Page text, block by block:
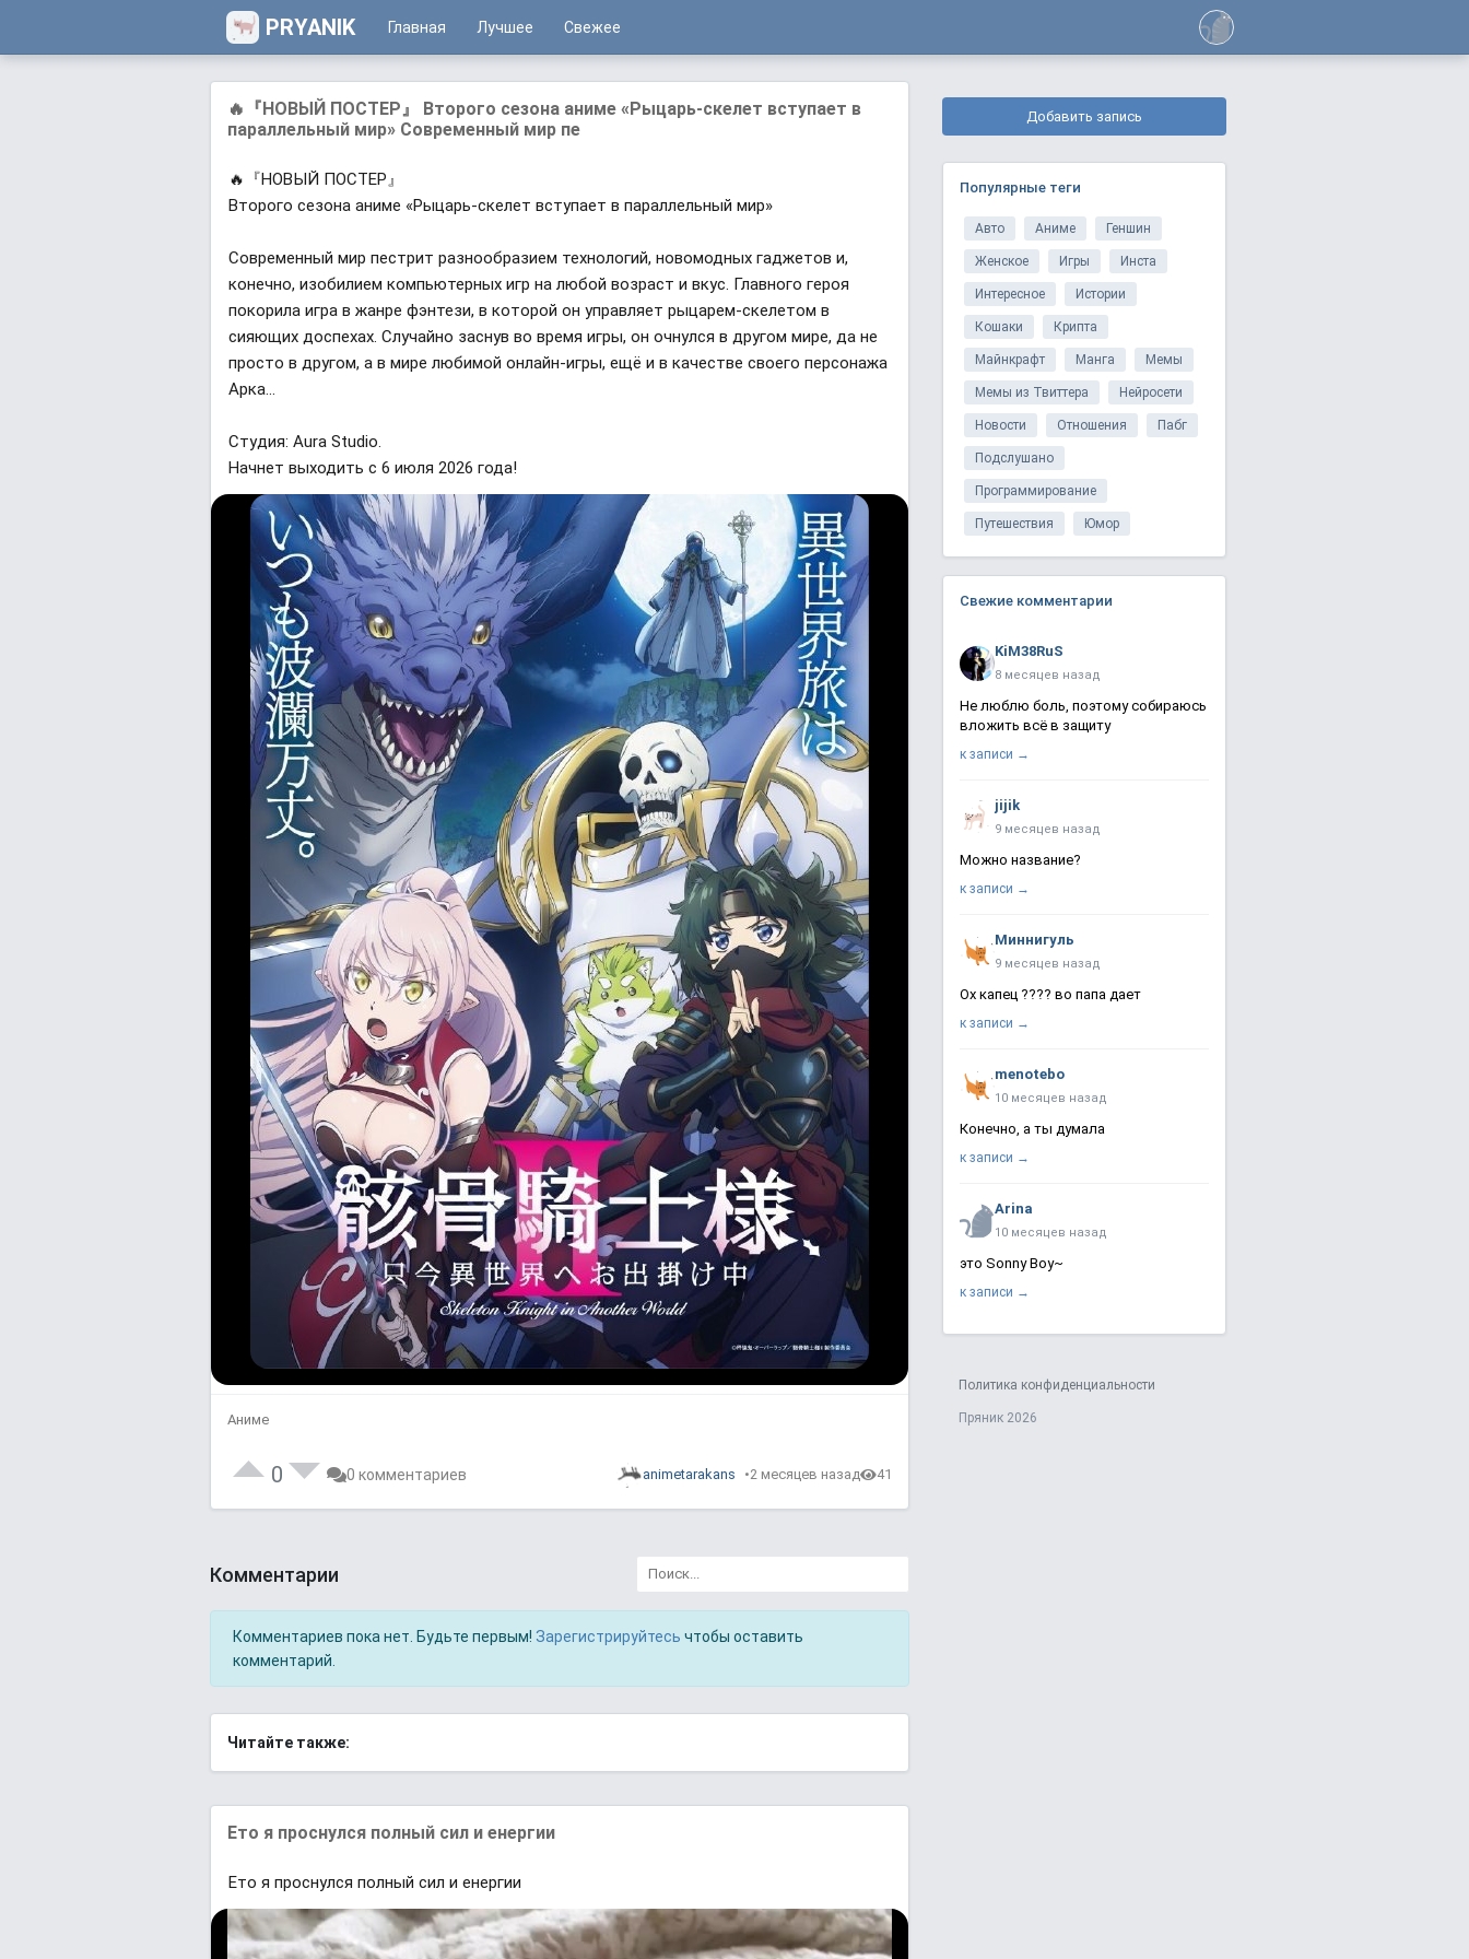
PRYANIK Главная Лучшее Свежее
🔥『НОВЫЙ ПОСТЕР』 Второго сезона аниме «Рыцарь-скелет вступает в
параллельный мир» Современный мир пе
🔥『НОВЫЙ ПОСТЕР』
Второго сезона аниме «Рыцарь-скелет вступает в параллельный мир»
Современный мир пестрит разнообразием технологий, новомодных гаджетов и,
конечно, изобилием компьютерных игр на любой возраст и вкус. Главного героя
покорила игра в жанре фэнтези, в которой он управляет рыцарем-скелетом в
сияющих доспехах. Случайно заснув во время игры, он очнулся в другом мире, да не
просто в другом, а в мире любимой онлайн-игры, ещё и в качестве своего персонажа
Арка...
Студия: Aura Studio.
Начнет выходить с 6 июля 2026 года!
Аниме
0 0 комментариев animetarakans 2 месяцев назад 41
Комментарии
Комментариев пока нет. Будьте первым! Зарегистрируйтесь чтобы оставить
комментарий.
Читайте также:
Ето я проснулся полный сил и енергии
Ето я проснулся полный сил и енергии
Добавить запись
Популярные теги
Авто Аниме Геншин
Женское Игры Инста
Интересное Истории
Кошаки Крипта
Майнкрафт Манга Мемы
Мемы из Твиттера Нейросети
Новости Отношения Пабг
Подслушано
Программирование
Путешествия Юмор
Свежие комментарии
KiM38RuS
8 месяцев назад
Не люблю боль, поэтому собираюсь
вложить всё в защиту
к записи →
jijik
9 месяцев назад
Можно название?
к записи →
Миннигуль
9 месяцев назад
Ох капец ???? во папа дает
к записи →
menotebo
10 месяцев назад
Конечно, а ты думала
к записи →
Arina
10 месяцев назад
это Sonny Boy~
к записи →
Политика конфиденциальности
Пряник 2026